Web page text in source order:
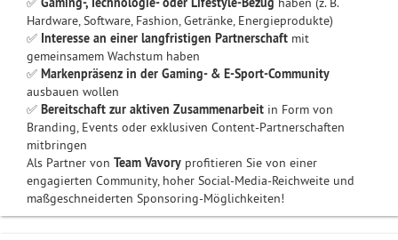
Hardware, Software, Fashion, Getränke, Energieprodukte)
✅ Interesse an einer langfristigen Partnerschaft mit
gemeinsamem Wachstum haben
✅ Markenpräsenz in der Gaming- & E-Sport-Community
ausbauen wollen
✅ Bereitschaft zur aktiven Zusammenarbeit in Form von
Branding, Events oder exklusiven Content-Partnerschaften
mitbringen
Als Partner von Team Vavory profitieren Sie von einer
engagierten Community, hoher Social-Media-Reichweite und
maßgeschneiderten Sponsoring-Möglichkeiten!